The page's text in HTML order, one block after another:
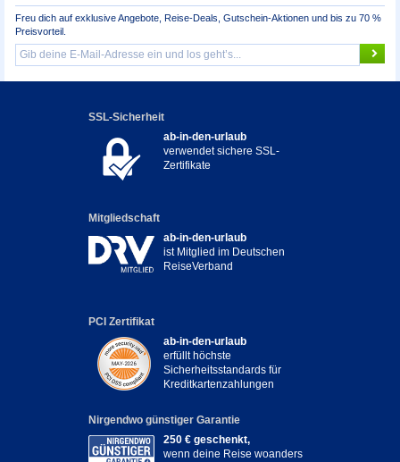
Freu dich auf exklusive Angebote, Reise-Deals, Gutschein-Aktionen und bis zu 70 %
Preisvorteil.
SSL-Sicherheit
ab-in-den-urlaub
verwendet sichere SSL-
Zertifikate
Mitgliedschaft
ab-in-den-urlaub
ist Mitglied im Deutschen
ReiseVerband
PCI Zertifikat
ab-in-den-urlaub
erfüllt höchste
Sicherheitsstandards für
Kreditkartenzahlungen
Nirgendwo günstiger Garantie
250 € geschenkt,
wenn deine Reise woanders